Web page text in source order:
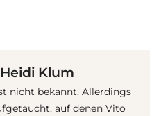
Klum
nicht bekannt. Allerdings
auf denen Vito